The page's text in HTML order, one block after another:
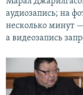
аудиозапись; на
несколько минут
а видеозапись